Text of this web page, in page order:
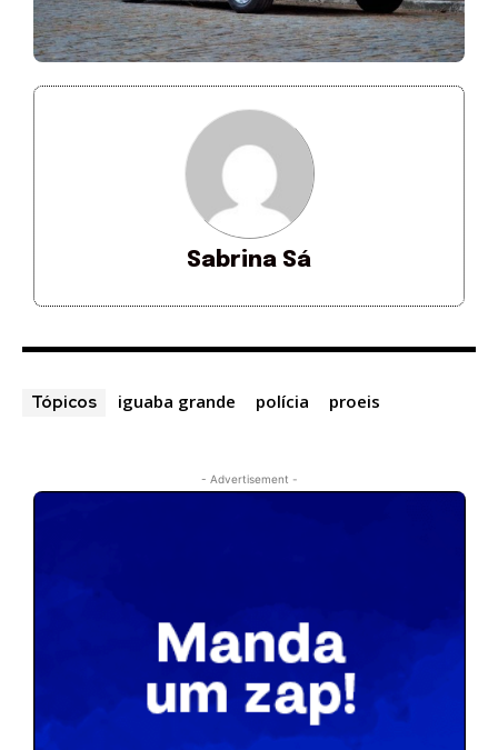
Sabrina Sá
Tópicos iguaba grande polícia proeis
- Advertisement -